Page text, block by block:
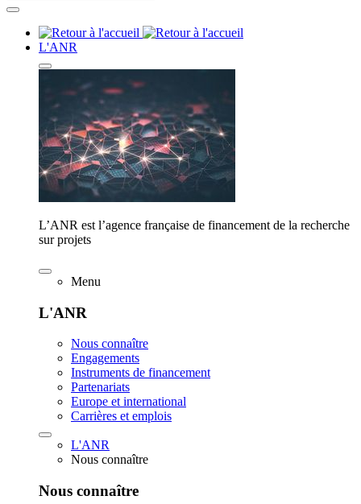
L'ANR
L’ANR est l’agence française de financement de la recherche
sur projets
Menu
L'ANR
Nous connaître
Engagements
Instruments de financement
Partenariats
Europe et international
Carrières et emplois
L'ANR
Nous connaître
Nous connaître